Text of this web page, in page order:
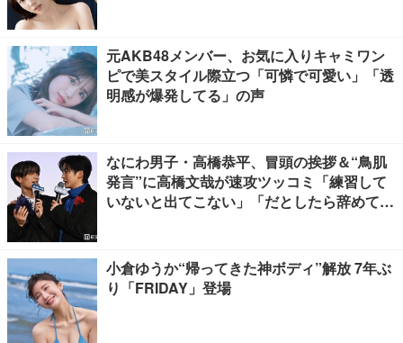
元AKB48メンバー、お気に入りキャミワン
ピで美スタイル際立つ「可憐で可愛い」「透
明感が爆発してる」の声
なにわ男子・高橋恭平、冒頭の挨拶＆“鳥肌
発言”に高橋文哉が速攻ツッコミ「練習して
いないと出てこない」「だとしたら辞めてく
小倉ゆうか“帰ってきた神ボディ”解放 7年ぶ
り「FRIDAY」登場